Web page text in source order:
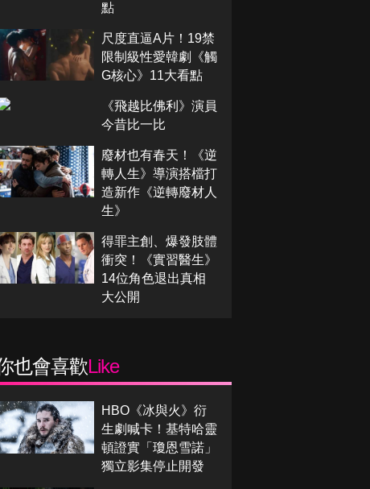
點
尺度直逼A片！19禁
限制級性愛韓劇《觸
G核心》11大看點
《飛越比佛利》演員
今昔比一比
廢材也有春天！《逆
轉人生》導演搭檔打
造新作《逆轉廢材人
生》
得罪主創、爆發肢體
衝突！《實習醫生》
14位角色退出真相
大公開
也會喜歡Like
HBO《冰與火》衍
生劇喊卡！基特哈靈
頓證實「瓊恩雪諾」
獨立影集停止開發